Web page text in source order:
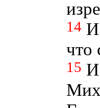
14 И
что
15 И